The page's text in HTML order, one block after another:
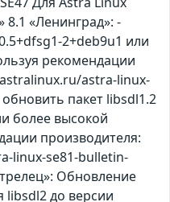
8.1 «Ленинград»: -
2+deb9u1 или
рекомендации
astra-linux-
пакет libsdl1.2
более высокой
производителя:
linux-se81-bulletin-
Обновление
libsdl2 до версии